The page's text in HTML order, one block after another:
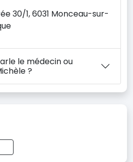
30/1, 6031 Monceau-sur-
le médecin ou
?